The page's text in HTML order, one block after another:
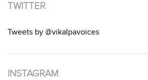
TWITTER
Tweets by @vikalpavoices
INSTAGRAM